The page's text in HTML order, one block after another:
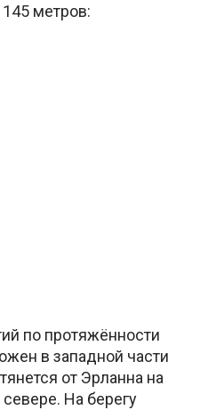
метров:
по протяжённости
в западной части
от Эрланна на
На берегу